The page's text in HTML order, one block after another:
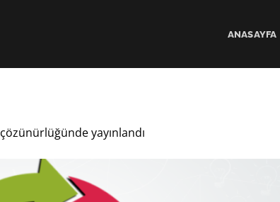
ANASAYFA
çözünürlüğünde yayınlandı